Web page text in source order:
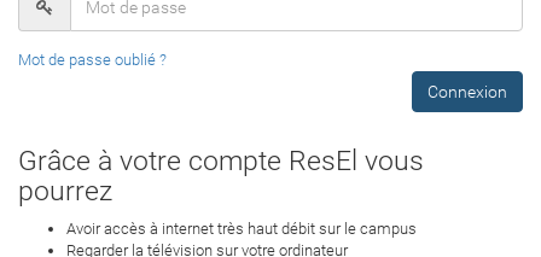
Mot de passe oublié ?
Connexion
Grâce à votre compte ResEl vous
pourrez
Avoir accès à internet très haut débit sur le campus
Regarder la télévision sur votre ordinateur